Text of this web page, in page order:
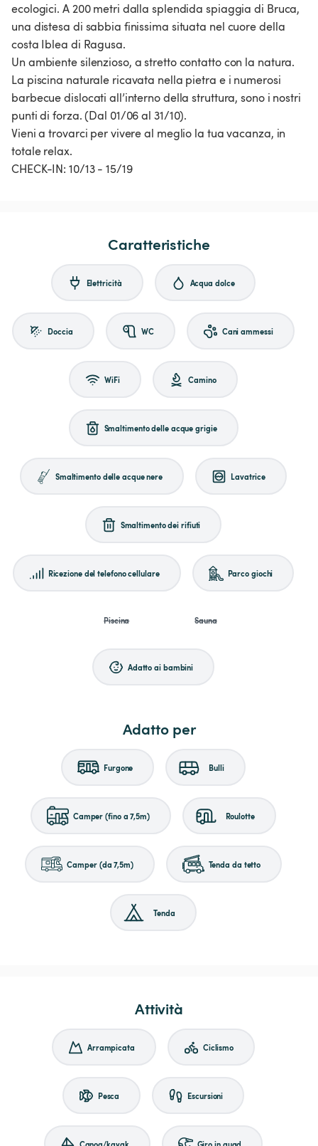
ecologici. A 200 metri dalla splendida spiaggia di Bruca,
una distesa di sabbia finissima situata nel cuore della
costa Iblea di Ragusa.
Un ambiente silenzioso, a stretto contatto con la natura.
La piscina naturale ricavata nella pietra e i numerosi
barbecue dislocati all’interno della struttura, sono i nostri
punti di forza. (Dal 01/06 al 31/10).
Vieni a trovarci per vivere al meglio la tua vacanza, in
totale relax.
CHECK-IN: 10/13 - 15/19
Caratteristiche
Elettricità Acqua dolce
Doccia WC Cani ammessi
WiFi Camino
Smaltimento delle acque grigie
Smaltimento delle acque nere Lavatrice
Smaltimento dei rifiuti
Ricezione del telefono cellulare Parco giochi
Piscina Sauna
Adatto ai bambini
Adatto per
Furgone Bulli
Camper (fino a 7,5m) Roulotte
Camper (da 7,5m) Tenda da tetto
Tenda
Attività
Arrampicata Ciclismo
Pesca Escursioni
Canoa/kayak Giro in quad